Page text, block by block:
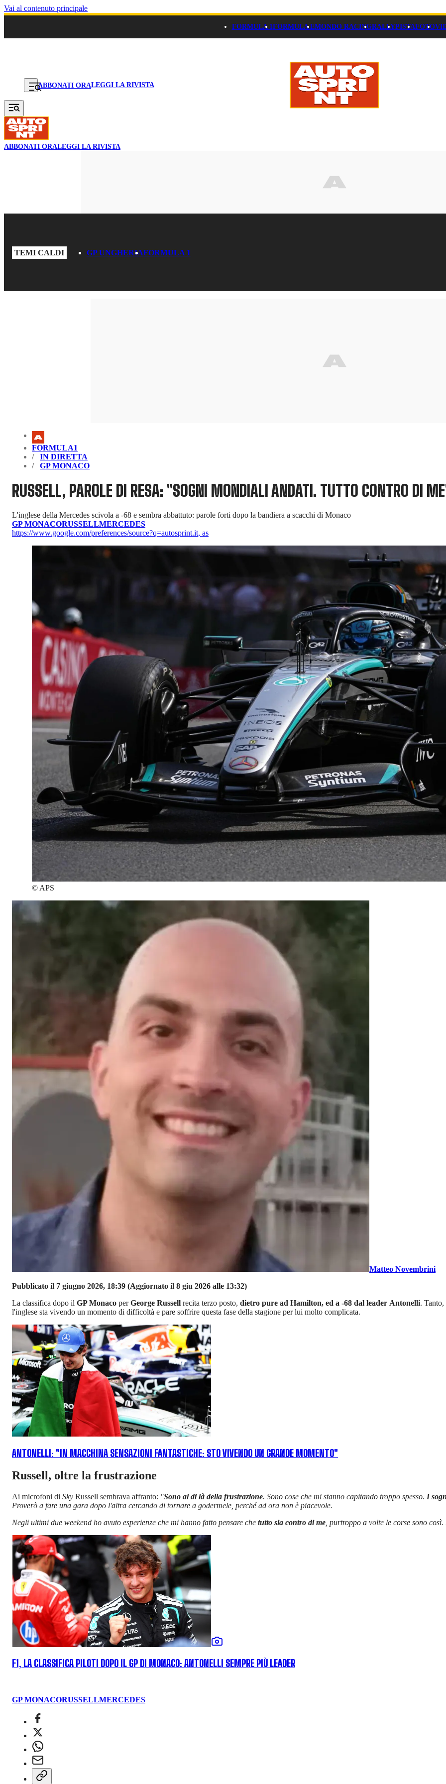
Vai al contenuto principale
FORMULA 1FORMULA EMONDO RACINGRALLYPISTAFOTO
ABBONATI ORALEGGI LA RIVISTA
ABBONATI ORALEGGI LA RIVISTA
TEMI CALDI GP UNGHERIAFORMULA 1
FORMULA1
IN DIRETTA
GP MONACO
RUSSELL, PAROLE DI RESA: "SOGNI MONDIALI ANDATI. TUTTO CONTRO DI
L'inglese della Mercedes scivola a -68 e sembra abbattuto: parole forti dopo la bandiera a scacchi di Monaco
GP MONACORUSSELLMERCEDES
https://www.google.com/preferences/source?q=autosprint.it, as
© APS
Matteo Novembrini
Pubblicato il 7 giugno 2026, 18:39 (Aggiornato il 8 giu 2026 alle 13:32)
La classifica dopo il GP Monaco perGeorge Russell recita terzo posto, dietro pure ad Hamilton, ed a -68 dal leader Antonelli.
l'inglese sta vivendo un momento di difficoltà e pare soffrire questa fase della stagione per lui molto complicata.
ANTONELLI: "IN MACCHINA SENSAZIONI FANTASTICHE: STO VIVENDO UN GRANDE MOMENTO"
Russell, oltre la frustrazione
Ai microfoni di Sky Russell sembrava affranto: "Sono al di là della frustrazione. Sono cose che mi stanno capitando troppo spesso. I
Proverò a fare una gara dopo l'altra cercando di tornare a godermele, perché ad ora non è piacevole.
Negli ultimi due weekend ho avuto esperienze che mi hanno fatto pensare che tutto sia contro di me , purtroppo a volte le corse sono
F1, LA CLASSIFICA PILOTI DOPO IL GP DI MONACO: ANTONELLI SEMPRE PIÙ LEADER
GP MONACORUSSELLMERCEDES